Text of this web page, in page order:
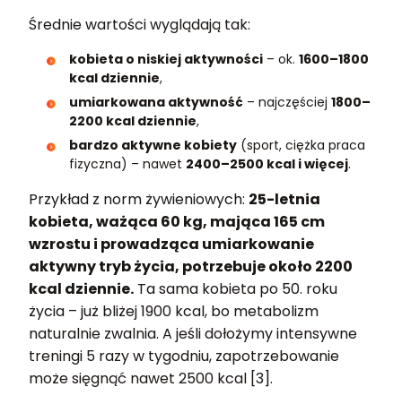
Średnie wartości wyglądają tak:
kobieta o niskiej aktywności – ok. 1600–1800
kcal dziennie,
umiarkowana aktywność – najczęściej 1800–
2200 kcal dziennie,
bardzo aktywne kobiety (sport, ciężka praca
fizyczna) – nawet 2400–2500 kcal i więcej.
Przykład z norm żywieniowych: 25-letnia
kobieta, ważąca 60 kg, mająca 165 cm
wzrostu i prowadząca umiarkowanie
aktywny tryb życia, potrzebuje około 2200
kcal dziennie. Ta sama kobieta po 50. roku
życia – już bliżej 1900 kcal, bo metabolizm
naturalnie zwalnia. A jeśli dołożymy intensywne
treningi 5 razy w tygodniu, zapotrzebowanie
może sięgnąć nawet 2500 kcal [3].